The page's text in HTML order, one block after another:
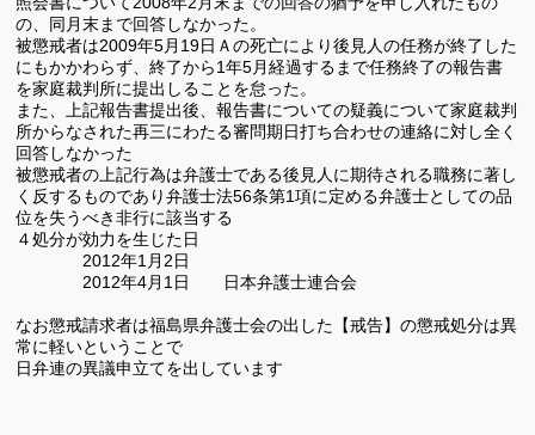
の、同月末まで回答しなかった。
被懲戒者は2009年5月 19日Ａの死亡により後見人の任務が終了した
にもかかわらず、終了から1年5月経過するまで任務終了の報告書
を家庭裁判所に提出しることを怠った。
また、上記報告書提出後、報告書についての疑義について家庭裁判
所からなされた再三にわたる審問期日打ち合わせの連絡に対し全く
回答しなかった
被懲戒者の上記行為は弁護士である後見人に期待される職務に著し
く反するものであり弁護士法56条第1項に定める弁護士としての品
位を失うべき非行に該当する
４処分が効力を生じた日
2012年1 月 2日
2012年4月 1 日 日本弁護士連合会
なお懲戒請求者は福島県弁護士会の出した【戒告】の懲戒処分は異
常に軽いということで
日弁連の異議申立てを出しています